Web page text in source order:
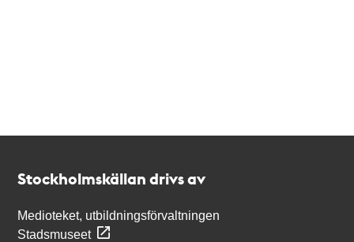
Stockholmskällan drivs av
Medioteket, utbildningsförvaltningen
Stadsmuseet